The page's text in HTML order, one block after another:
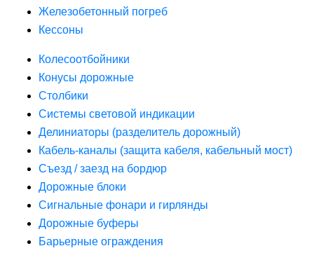
Железобетонный погреб
Кессоны
Колесоотбойники
Конусы дорожные
Столбики
Системы световой индикации
Делиниаторы (разделитель дорожный)
Кабель-каналы (защита кабеля, кабельный мост)
Съезд / заезд на бордюр
Дорожные блоки
Сигнальные фонари и гирлянды
Дорожные буферы
Барьерные ограждения